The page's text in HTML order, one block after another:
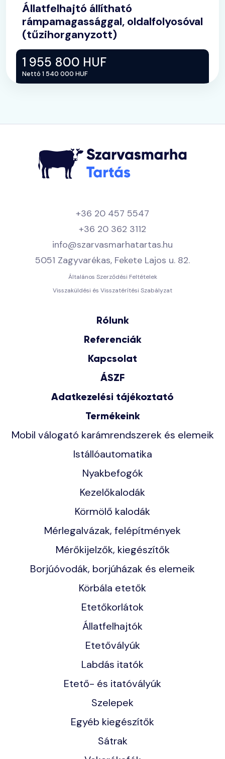
Állatfelhajtó állítható
rámpamagassággal, oldalfolyosóval
(tűzihorganyzott)
1 955 800 HUF
Nettó 1 540 000 HUF
+36 20 457 5547
+36 20 362 3112
info@szarvasmarhatartas.hu
5051 Zagyvarékas, Fekete Lajos u. 82.
Általános Szerződési Feltételek
Visszaküldési és Visszatérítési Szabályzat
Rólunk
Referenciák
Kapcsolat
ÁSZF
Adatkezelési tájékoztató
Termékeink
Mobil válogató karámrendszerek és elemeik
Istállóautomatika
Nyakbefogók
Kezelőkalodák
Körmölő kalodák
Mérlegalvázak, felépítmények
Mérőkijelzők, kiegészítők
Borjúóvodák, borjúházak és elemeik
Körbála etetők
Etetőkorlátok
Állatfelhajtók
Etetővályúk
Labdás itatók
Etető- és itatóvályúk
Szelepek
Egyéb kiegészítők
Sátrak